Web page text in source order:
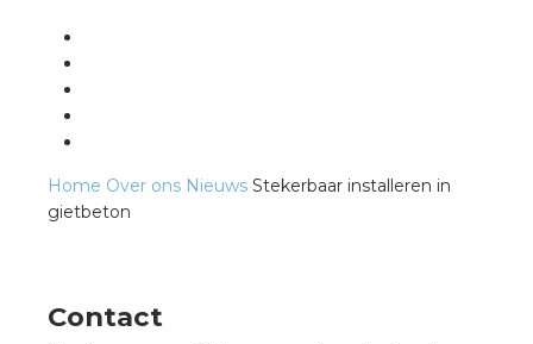
Home Over ons Nieuws Stekerbaar installeren in
gietbeton
Contact